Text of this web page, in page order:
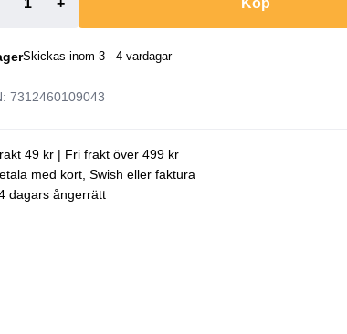
+ Köp
Skickas inom 3 - 4 vardagar
7312460109043
49 kr | Fri frakt över 499 kr
med kort, Swish eller faktura
dagars ångerrätt